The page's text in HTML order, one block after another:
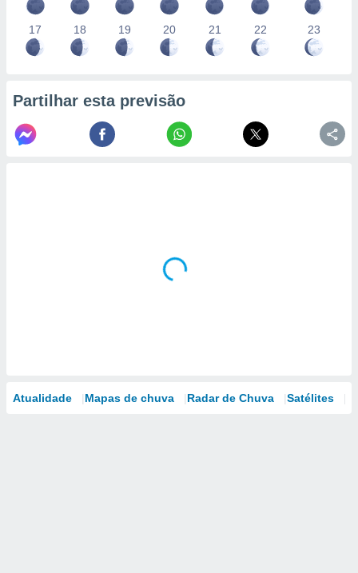
17 18 19 20 21 22 23
Partilhar esta previsão
Atualidade Mapas de chuva Radar de Chuva Satélites